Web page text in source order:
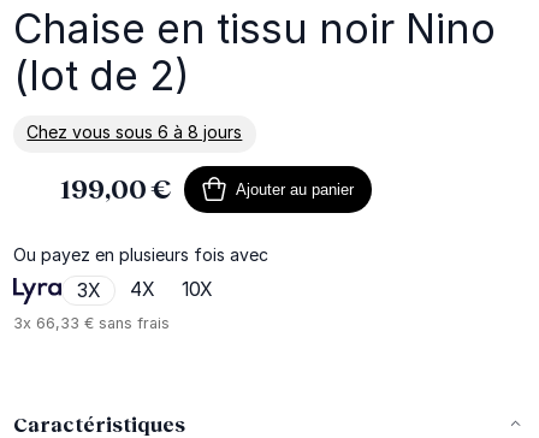
Chaise en tissu noir Nino
(lot de 2)
Chez vous sous 6 à 8 jours
En savoir plus sur la livraison
199,00 € Ajouter au panier
Ou payez en plusieurs fois avec
3X 4X 10X
3x 66,33 € sans frais
Caractéristiques